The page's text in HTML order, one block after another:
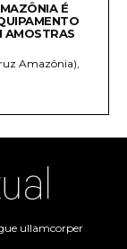
É
AMOSTRAS
Amazônia),
ullamcorper